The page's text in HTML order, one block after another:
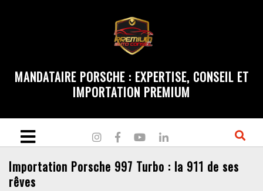
MANDATAIRE PORSCHE : EXPERTISE, CONSEIL ET
IMPORTATION PREMIUM
Importation Porsche 997 Turbo : la 911 de ses
rêves